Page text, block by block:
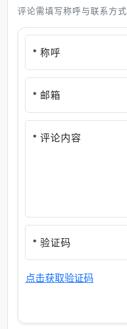
评论需填写称呼与联系方式
* 称呼
* 邮箱
* 评论内容
* 验证码
点击获取验证码